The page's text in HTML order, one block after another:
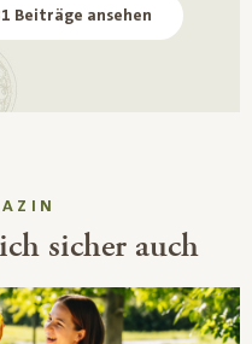
Beiträge ansehen
sicher auch